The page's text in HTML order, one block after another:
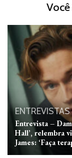
ENTREVISTAS
Entrevista –
Hall’, relembra
James: ‘Faça